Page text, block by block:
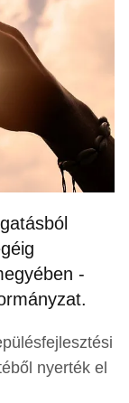
-
nyerték el